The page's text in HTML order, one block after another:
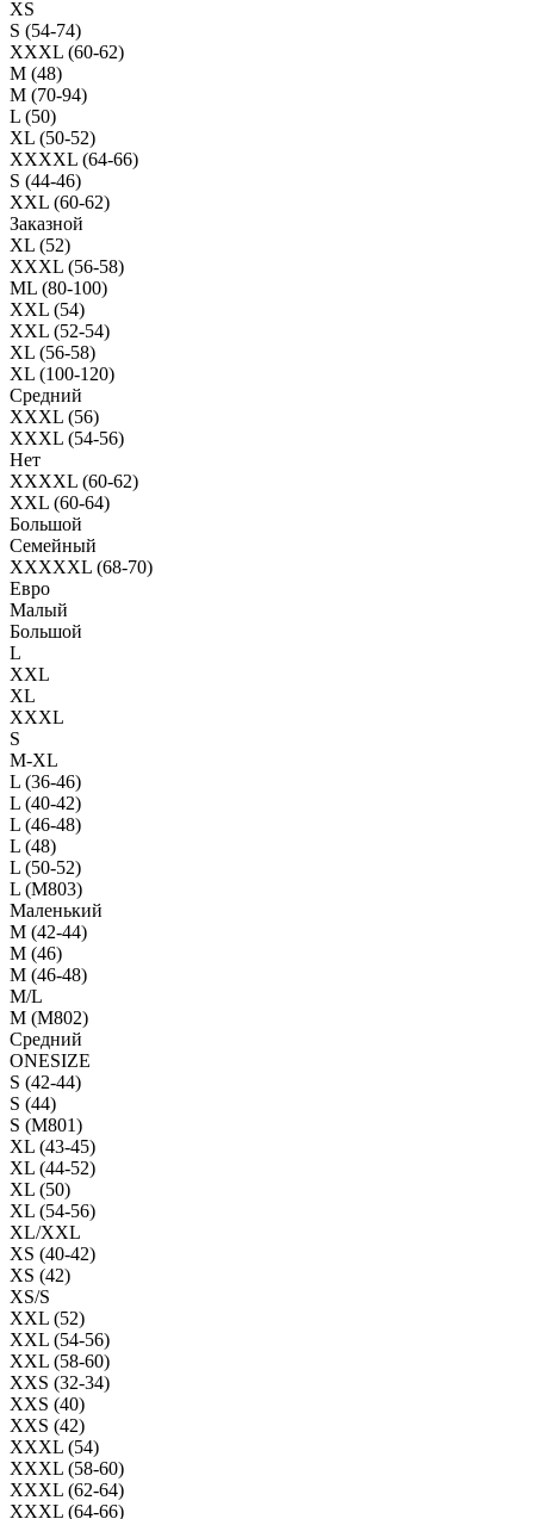
XS
S (54-74)
XXXL (60-62)
M (48)
M (70-94)
L (50)
XL (50-52)
XXXXL (64-66)
S (44-46)
XXL (60-62)
Заказной
XL (52)
XXXL (56-58)
ML (80-100)
XXL (54)
XXL (52-54)
XL (56-58)
XL (100-120)
Средний
XXXL (56)
XXXL (54-56)
Нет
XXXXL (60-62)
XXL (60-64)
Большой
Семейный
XXXXXL (68-70)
Евро
Малый
Большой
L
XXL
XL
XXXL
S
M-XL
L (36-46)
L (40-42)
L (46-48)
L (48)
L (50-52)
L (M803)
Маленький
М (42-44)
M (46)
M (46-48)
M/L
M (M802)
Средний
ONESIZE
S (42-44)
S (44)
S (M801)
XL (43-45)
XL (44-52)
XL (50)
XL (54-56)
XL/XXL
XS (40-42)
XS (42)
XS/S
XXL (52)
XXL (54-56)
XXL (58-60)
XXS (32-34)
XXS (40)
XXS (42)
XXXL (54)
XXXL (58-60)
XXXL (62-64)
XXXL (64-66)